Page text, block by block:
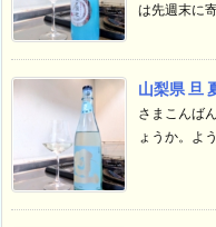
は先週末に
山梨県 旦
さまこんば
ょうか。よ